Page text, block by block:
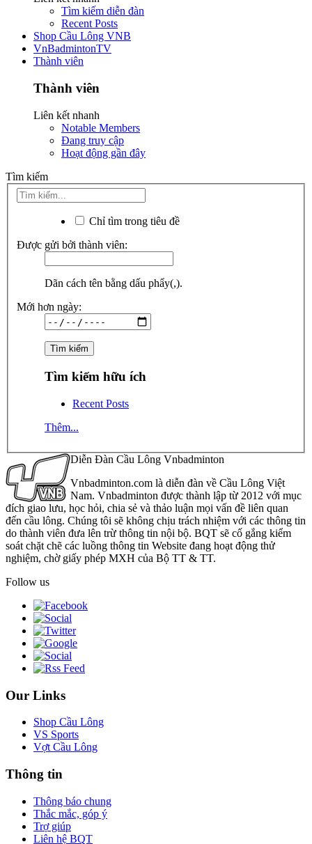
Tìm kiếm diễn đàn
Recent Posts
Shop Cầu Lông VNB
VnBadmintonTV
Thành viên
Thành viên
Liên kết nhanh
Notable Members
Đang truy cập
Hoạt động gần đây
Tìm kiếm
Chỉ tìm trong tiêu đề
Được gửi bởi thành viên:
Dãn cách tên bằng dấu phẩy(,).
Mới hơn ngày:
Tìm kiếm hữu ích
Recent Posts
Thêm...
Diễn Đàn Cầu Lông Vnbadminton
Vnbadminton.com là diễn đàn về Cầu Lông Việt
Nam. Vnbadminton được thành lập từ 2012 với mục
đích giao lưu, học hỏi, chia sẻ và thảo luận mọi vấn đề liên quan
đến cầu lông. Chúng tôi sẽ không chịu trách nhiệm với các thông tin
do thành viên đưa lên trừ thông tin nội bộ. BQT sẽ cố gắng kiểm
soát chặt chẽ các luồng thông tin Website đang hoạt động thử
nghiệm, chờ giấy phép MXH của Bộ TT & TT.
Follow us
Our Links
Shop Cầu Lông
VS Sports
Vợt Cầu Lông
Thông tin
Thông báo chung
Thắc mắc, góp ý
Trợ giúp
Liên hệ BQT